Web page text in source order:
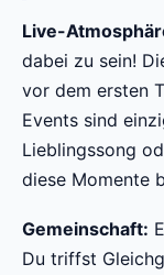
Live-
dabei zu sein!
vor dem ersten
Events sind
Lieblingssong
diese Momente
Gemeinschaft:
Du triffst